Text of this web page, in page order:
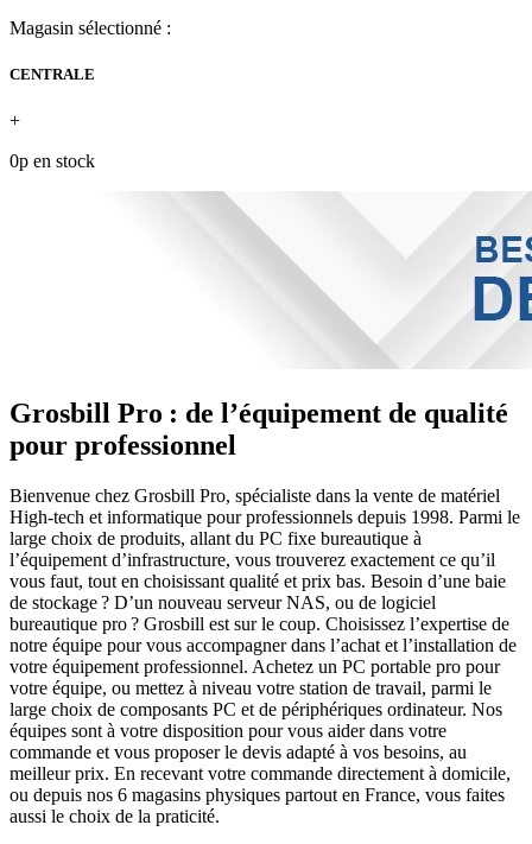
Magasin sélectionné :
CENTRALE
+
0p en stock
Grosbill Pro : de l’équipement de qualité
pour professionnel
Bienvenue chez Grosbill Pro, spécialiste dans la vente de matériel
High-tech et informatique pour professionnels depuis 1998. Parmi le
large choix de produits, allant du PC fixe bureautique à
l’équipement d’infrastructure, vous trouverez exactement ce qu’il
vous faut, tout en choisissant qualité et prix bas. Besoin d’une baie
de stockage ? D’un nouveau serveur NAS, ou de logiciel
bureautique pro ? Grosbill est sur le coup. Choisissez l’expertise de
notre équipe pour vous accompagner dans l’achat et l’installation de
votre équipement professionnel. Achetez un PC portable pro pour
votre équipe, ou mettez à niveau votre station de travail, parmi le
large choix de composants PC et de périphériques ordinateur. Nos
équipes sont à votre disposition pour vous aider dans votre
commande et vous proposer le devis adapté à vos besoins, au
meilleur prix. En recevant votre commande directement à domicile,
ou depuis nos 6 magasins physiques partout en France, vous faites
aussi le choix de la praticité.